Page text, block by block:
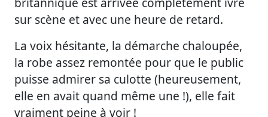
sur scène et avec une heure de retard.
La voix hésitante, la démarche chaloupée,
la robe assez remontée pour que le public
puisse admirer sa culotte (heureusement,
elle en avait quand même une !), elle fait
vraiment peine à voir !